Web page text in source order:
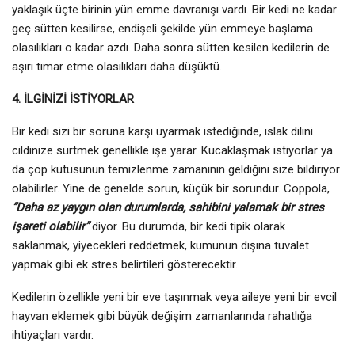
yaklaşık üçte birinin yün emme davranışı vardı. Bir kedi ne kadar
geç sütten kesilirse, endişeli şekilde yün emmeye başlama
olasılıkları o kadar azdı. Daha sonra sütten kesilen kedilerin de
aşırı tımar etme olasılıkları daha düşüktü.
4. İLGİNİZİ İSTİYORLAR
Bir kedi sizi bir soruna karşı uyarmak istediğinde, ıslak dilini
cildinize sürtmek genellikle işe yarar. Kucaklaşmak istiyorlar ya
da çöp kutusunun temizlenme zamanının geldiğini size bildiriyor
olabilirler. Yine de genelde sorun, küçük bir sorundur. Coppola,
“Daha az yaygın olan durumlarda, sahibini yalamak bir stres
işareti olabilir”diyor. Bu durumda, bir kedi tipik olarak
saklanmak, yiyecekleri reddetmek, kumunun dışına tuvalet
yapmak gibi ek stres belirtileri gösterecektir.
Kedilerin özellikle yeni bir eve taşınmak veya aileye yeni bir evcil
hayvan eklemek gibi büyük değişim zamanlarında rahatlığa
ihtiyaçları vardır.